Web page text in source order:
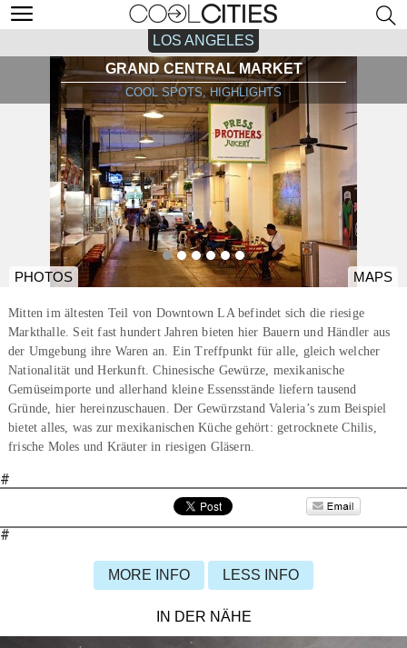
LOS ANGELES
GRAND CENTRAL MARKET
COOL SPOTS, HIGHLIGHTS
PHOTOS MAPS
Mitten im ältesten Teil von Downtown LA befindet sich die riesige
Markthalle. Seit fast hundert Jahren bieten hier Bauern und Händler aus
der Umgebung ihre Waren an. Ein Treffpunkt für alle, gleich welcher
Nationalität und Herkunft. Chinesische Gewürze, mexikanische
Gemüseimporte und allerhand kleine Essensstände liefern tausend
Gründe, hier hereinzuschauen. Der Gewürzstand Valeria’s zum Beispiel
bietet alles, was zur mexikanischen Küche gehört: getrocknete Chilis,
frische Moles und Kräuter in riesigen Gläsern.
#
#
MORE INFO LESS INFO
IN DER NÄHE